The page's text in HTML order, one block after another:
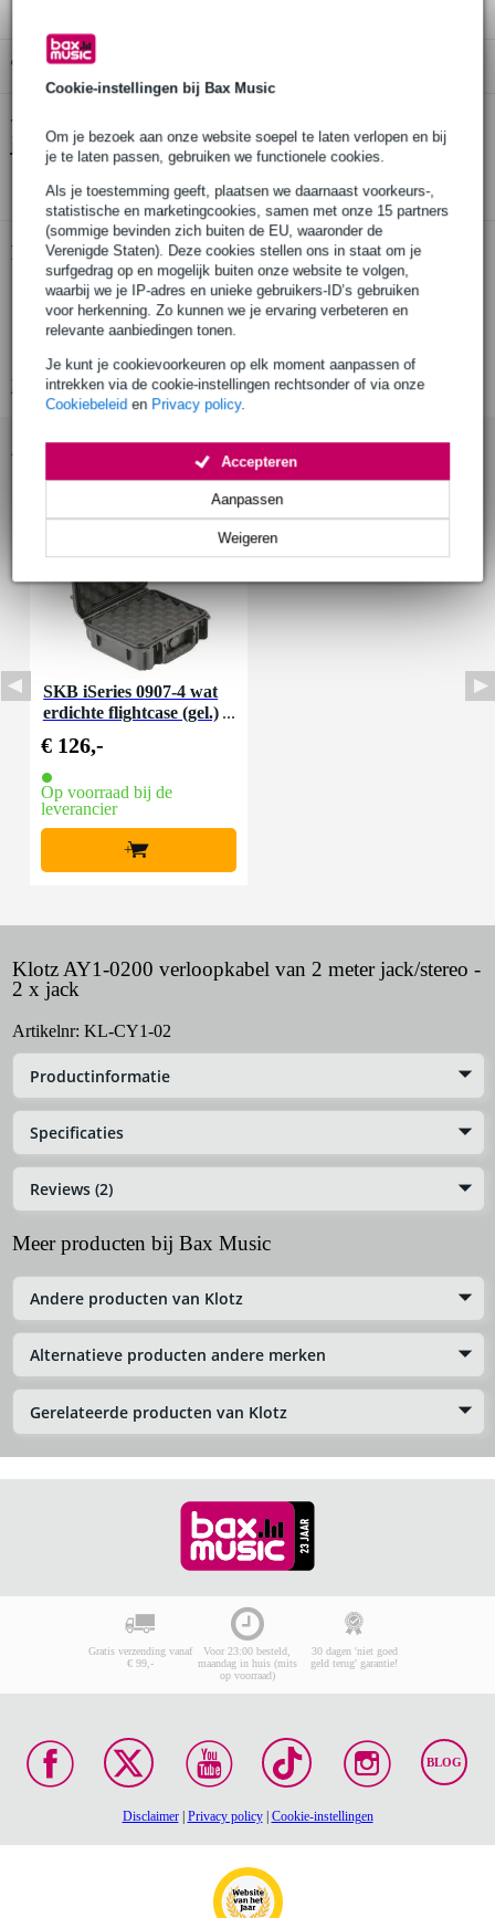
Cookie-instellingen bij Bax Music
Om je bezoek aan onze website soepel te laten verlopen en bij
je te laten passen, gebruiken we functionele cookies.
Als je toestemming geeft, plaatsen we daarnaast voorkeurs-,
statistische en marketingcookies, samen met onze 15 partners
(sommige bevinden zich buiten de EU, waaronder de
Verenigde Staten). Deze cookies stellen ons in staat om je
surfgedrag op en mogelijk buiten onze website te volgen,
waarbij we je IP-adres en unieke gebruikers-ID’s gebruiken
voor herkenning. Zo kunnen we je ervaring verbeteren en
relevante aanbiedingen tonen.
Je kunt je cookievoorkeuren op elk moment aanpassen of
intrekken via de cookie-instellingen rechtsonder of via onze
Cookiebeleid en Privacy policy.
Weigeren
Aanpassen
Accepteren
Gratis ophalen in de winkel
Twijfel je of de Klotz AY1-0200 verloopkabel van 2 meter
jack/stereo - 2 x jackbij je past? Doe de check.
Productinformatie
uiterst flexibele verloopkabel
zeer duurzame en soepele kabelmantel
Bekijk alle productspecificaties
Accessoires (1)
SKB iSeries 0907-4 wat
erdichte flightcase (gel.)
€ 126,-
Op voorraad bij de
leverancier
+
Klotz AY1-0200 verloopkabel van 2 meter jack/stereo -
2 x jack
Artikelnr: KL-CY1-02
Productinformatie
Specificaties
Reviews (2)
Meer producten bij Bax Music
Andere producten van Klotz
Alternatieve producten andere merken
Gerelateerde producten van Klotz
Gratis verzending vanaf
€ 99,-
Voor 23:00 besteld,
maandag in huis (mits
op voorraad)
30 dagen 'niet goed
geld terug' garantie!
BLOG
Disclaimer| Privacy policy| Cookie-instellingen